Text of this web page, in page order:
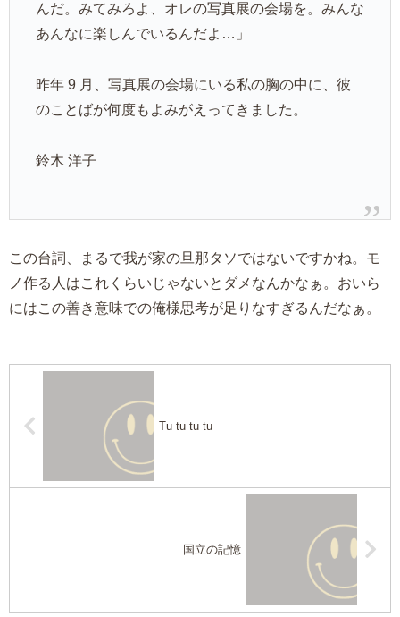
んだ。みてみろよ、オレの写真展の会場を。みんな
あんなに楽しんでいるんだよ…」
昨年 9 月、写真展の会場にいる私の胸の中に、彼
のことばが何度もよみがえってきました。
鈴木 洋子
この台詞、まるで我が家の旦那タソではないですかね。モ
ノ作る人はこれくらいじゃないとダメなんかなぁ。おいら
にはこの善き意味での俺様思考が足りなすぎるんだなぁ。
Tu tu tu tu
国立の記憶